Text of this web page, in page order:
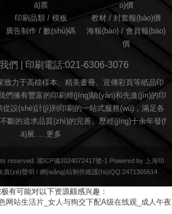
ā)票
印刷品類/ 模板
廣告制作 /數(shù)碼
o)價
教材 /封套報(bào)價
海報(bào) /會員報(bào)
價
們 | 印刷電話:021-6306-3076
力于高檔樣本、精美畫冊、宣傳彩頁等紙品印
們擁有豐富的印刷經(jīng)驗(yàn)和先進(jìn)的印
從設(shè)計(jì)到印刷的一站式服務(wù)，滿足各
斷的追求品質(zhì)的完善。歷經(jīng)十余年發(f
ā)展.....更多
reserved. 滬ICP備2024072417號-1 Powered by 上海印
責(zé)聲明 / 網(wǎng)站制作維護(hù)QQ:2471305614
有可能对以下资源颇感兴趣：
网站生活片_女人与狥交下配A级在线观_成人午夜